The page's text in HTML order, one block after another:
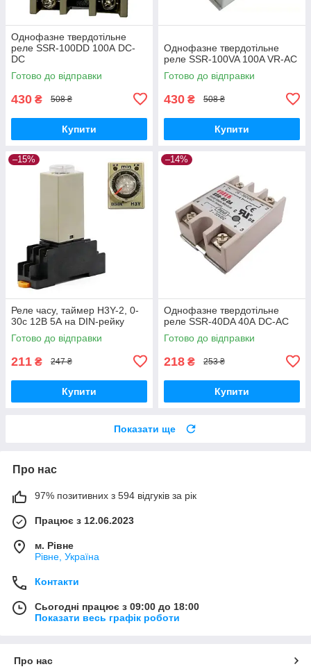
Однофазне твердотільне
реле SSR-100DD 100А DC-
DC
Готово до відправки
430 ₴ 508 ₴
Купити
Однофазне твердотільне
реле SSR-100VA 100A VR-AC
Готово до відправки
430 ₴ 508 ₴
Купити
–15%
Реле часу, таймер H3Y-2, 0-
30с 12В 5А на DIN-рейку
Готово до відправки
211 ₴ 247 ₴
Купити
–14%
Однофазне твердотільне
реле SSR-40DA 40А DC-AC
Готово до відправки
218 ₴ 253 ₴
Купити
Показати ще
Про нас
97% позитивних з 594 відгуків за рік
Працює з 12.06.2023
м. Рівне
Рівне, Україна
Контакти
Сьогодні працює з 09:00 до 18:00
Показати весь графік роботи
Про нас